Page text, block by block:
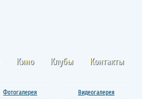
Кино Клубы Контакты
Фотогалерея
Видеогалерея